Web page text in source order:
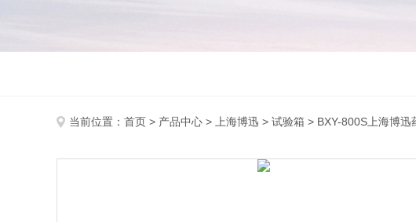
当前位置： 首页 > 产品中心 > 上海博迅 > 试验箱 > BXY-800S上海博迅